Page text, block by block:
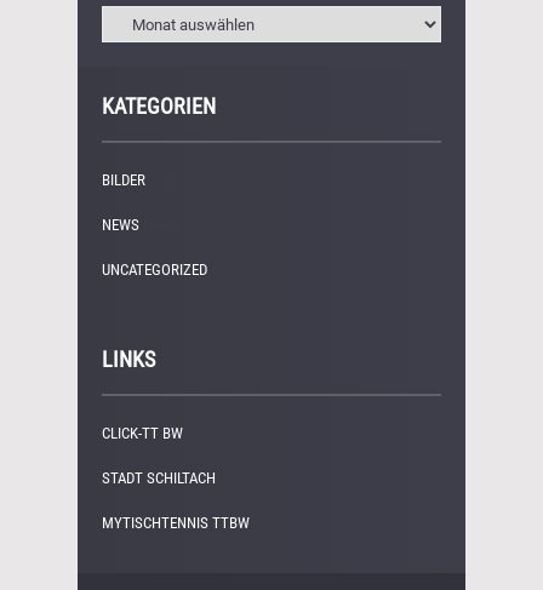
KATEGORIEN
BILDER
NEWS
UNCATEGORIZED
LINKS
CLICK-TT BW
STADT SCHILTACH
MYTISCHTENNIS TTBW